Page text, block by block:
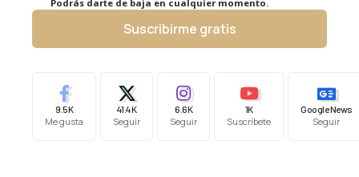
Podrás darte de baja en cualquier momento.
Suscribirme gratis
9.5K
Me gusta
41.4K
Seguir
6.6K
Seguir
1K
Suscríbete
Google News
Seguir